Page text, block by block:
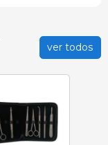
ver todos